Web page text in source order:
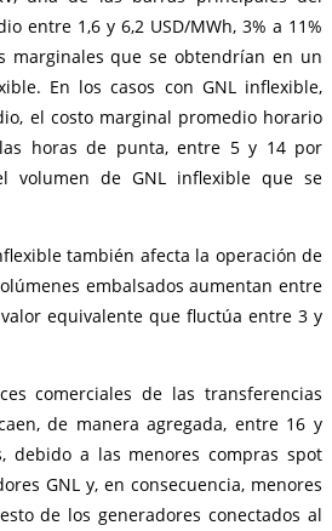
entre 1,6 y 6,2 USD/MWh, 3% a 11%
marginales que se obtendrían en un
En los casos con GNL inflexible,
el costo marginal promedio horario
horas de punta, entre 5 y 14 por
volumen de GNL inflexible que se
también afecta la operación de
embalsados aumentan entre
equivalente que fluctúa entre 3 y
comerciales de las transferencias
de manera agregada, entre 16 y
debido a las menores compras spot
GNL y, en consecuencia, menores
de los generadores conectados al